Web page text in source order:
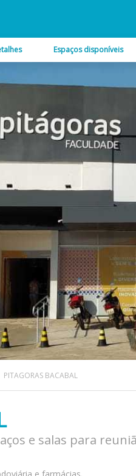
Espaços disponíveis
PITAGORAS BACABAL
e salas para